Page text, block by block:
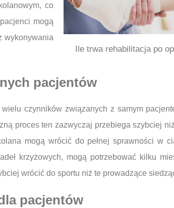
Ile trwa rehabilitacja po
co
mogą
wykonywania
pacjentów
czynników związanych z samym
proces ten zazwyczaj przebiega szybciej
mogą wrócić do pełnej sprawności w
krzyżowych, mogą potrzebować kilku
wrócić do sportu niż te prowadzące
pacjentów